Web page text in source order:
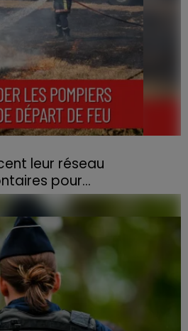
leur réseau
pour...
aux risques de départs de feu,
des Vosges a lancé un appel
pour venir en aide...